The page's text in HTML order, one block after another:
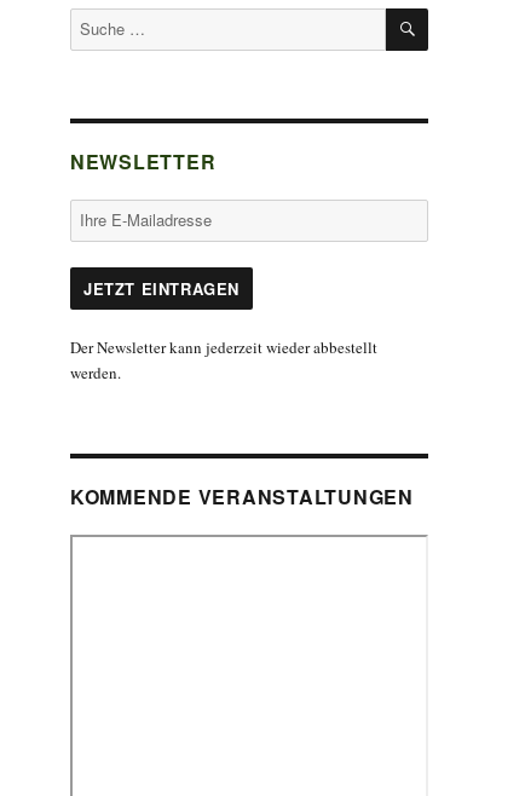
Suche
nach:
SUCHEN
NEWSLETTER
Der Newsletter kann jederzeit wieder abbestellt
werden.
KOMMENDE VERANSTALTUNGEN